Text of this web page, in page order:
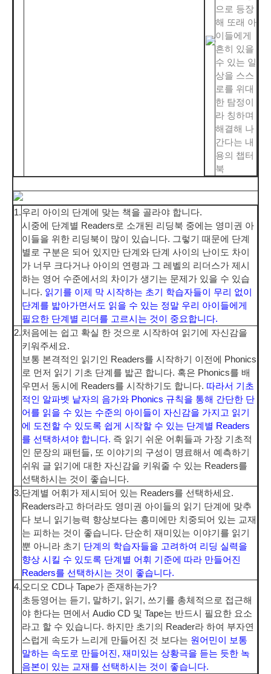
으로 등장
해 또래 아
이들에게
흔히 있을
수 있는 일
상을 스스
로를 위대
한 탐정이
라 칭하며
해결해 나
간다는 내
용의 챕터
북
1.우리 아이의 단계에 맞는 책을 골라야 합니다.
시중에 단계별 Readers로 소개된 리딩북 중에는 영미권 아
이들을 위한 리딩북이 많이 있습니다. 그렇기 때문에 단계
별로 구분은 되어 있지만 단계와 단계 사이의 난이도 차이
가 너무 크다거나 아이의 연령과 그 레벨의 리더스가 제시
하는 영어 수준에서의 차이가 생기는 문제가 있을 수 있습
니다. 읽기를 이제 막 시작하는 초기 학습자들이 무리 없이
단계를 밟아가면서도 읽을 수 있는 정말 우리 아이들에게
필요한 단계별 리더를 고르시는 것이 중요합니다.
2.처음에는 쉽고 확실 한 것으로 시작하여 읽기에 자신감을
키워주세요.
보통 본격적인 읽기인 Readers를 시작하기 이전에 Phonics
로 먼저 읽기 기초 단계를 밟곤 합니다. 혹은 Phonics를 배
우면서 동시에 Readers를 시작하기도 합니다. 따라서 기초
적인 알파벳 낱자의 음가와 Phonics 규칙을 통해 간단한 단
어를 읽을 수 있는 수준의 아이들이 자신감을 가지고 읽기
에 도전할 수 있도록 쉽게 시작할 수 있는 단계별 Readers
를 선택하셔야 합니다. 즉 읽기 쉬운 어휘들과 가장 기초적
인 문장의 패턴들, 또 이야기의 구성이 명료해서 예측하기
쉬워 글 읽기에 대한 자신감을 키워줄 수 있는 Readers를
선택하시는 것이 좋습니다.
3.단계별 어휘가 제시되어 있는 Readers를 선택하세요.
Readers라고 하더라도 영미권 아이들의 읽기 단계에 맞추
다 보니 읽기능력 향상보다는 흥미에만 치중되어 있는 교재
는 피하는 것이 좋습니다. 단순히 재미있는 이야기를 읽기
뿐 아니라 초기 단계의 학습자들을 고려하여 리딩 실력을
향상 시킬 수 있도록 단계별 어휘 기준에 따라 만들어진
Readers를 선택하시는 것이 좋습니다.
4. 오디오 CD나 Tape가 존재하는가?
초등영어는 듣기, 말하기, 읽기, 쓰기를 총체적으로 접근해
야 한다는 면에서 Audio CD 및 Tape는 반드시 필요한 요소
라고 할 수 있습니다. 하지만 초기의 Reader라 하여 부자연
스럽게 속도가 느리게 만들어진 것 보다는 원어민이 보통
말하는 속도로 만들어진, 재미있는 상황극을 듣는 듯한 녹
음본이 있는 교재를 선택하시는 것이 좋습니다.